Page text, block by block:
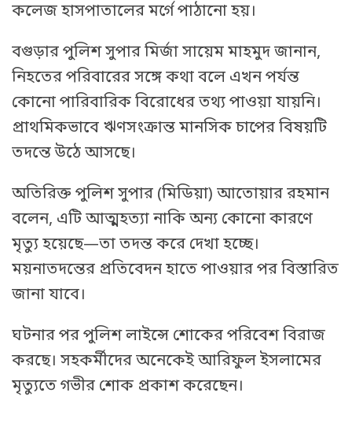
কলেজ হাসপাতালের মর্গে পাঠানো হয়।
বগুড়ার পুলিশ সুপার মির্জা সায়েম মাহমুদ জানান,
নিহতের পরিবারের সঙ্গে কথা বলে এখন পর্যন্ত
কোনো পারিবারিক বিরোধের তথ্য পাওয়া যায়নি।
প্রাথমিকভাবে ঋণসংক্রান্ত মানসিক চাপের বিষয়টি
তদন্তে উঠে আসছে।
অতিরিক্ত পুলিশ সুপার (মিডিয়া) আতোয়ার রহমান
বলেন, এটি আত্মহত্যা নাকি অন্য কোনো কারণে
মৃত্যু হয়েছে—তা তদন্ত করে দেখা হচ্ছে।
ময়নাতদন্তের প্রতিবেদন হাতে পাওয়ার পর বিস্তারিত
জানা যাবে।
ঘটনার পর পুলিশ লাইন্সে শোকের পরিবেশ বিরাজ
করছে। সহকর্মীদের অনেকেই আরিফুল ইসলামের
মৃত্যুতে গভীর শোক প্রকাশ করেছেন।